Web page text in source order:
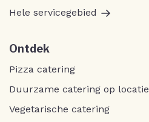
Hele servicegebied
Ontdek
Pizza catering
Duurzame catering op locatie
Vegetarische catering